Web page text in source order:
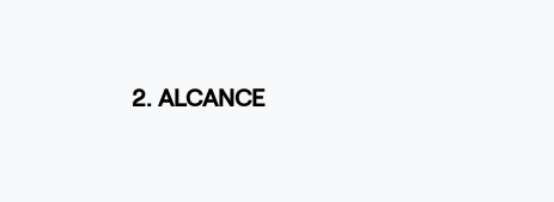
2. ALCANCE